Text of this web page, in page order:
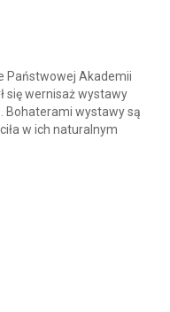
Państwowej Akademii
się wernisaż wystawy
Bohaterami wystawy są
w ich naturalnym